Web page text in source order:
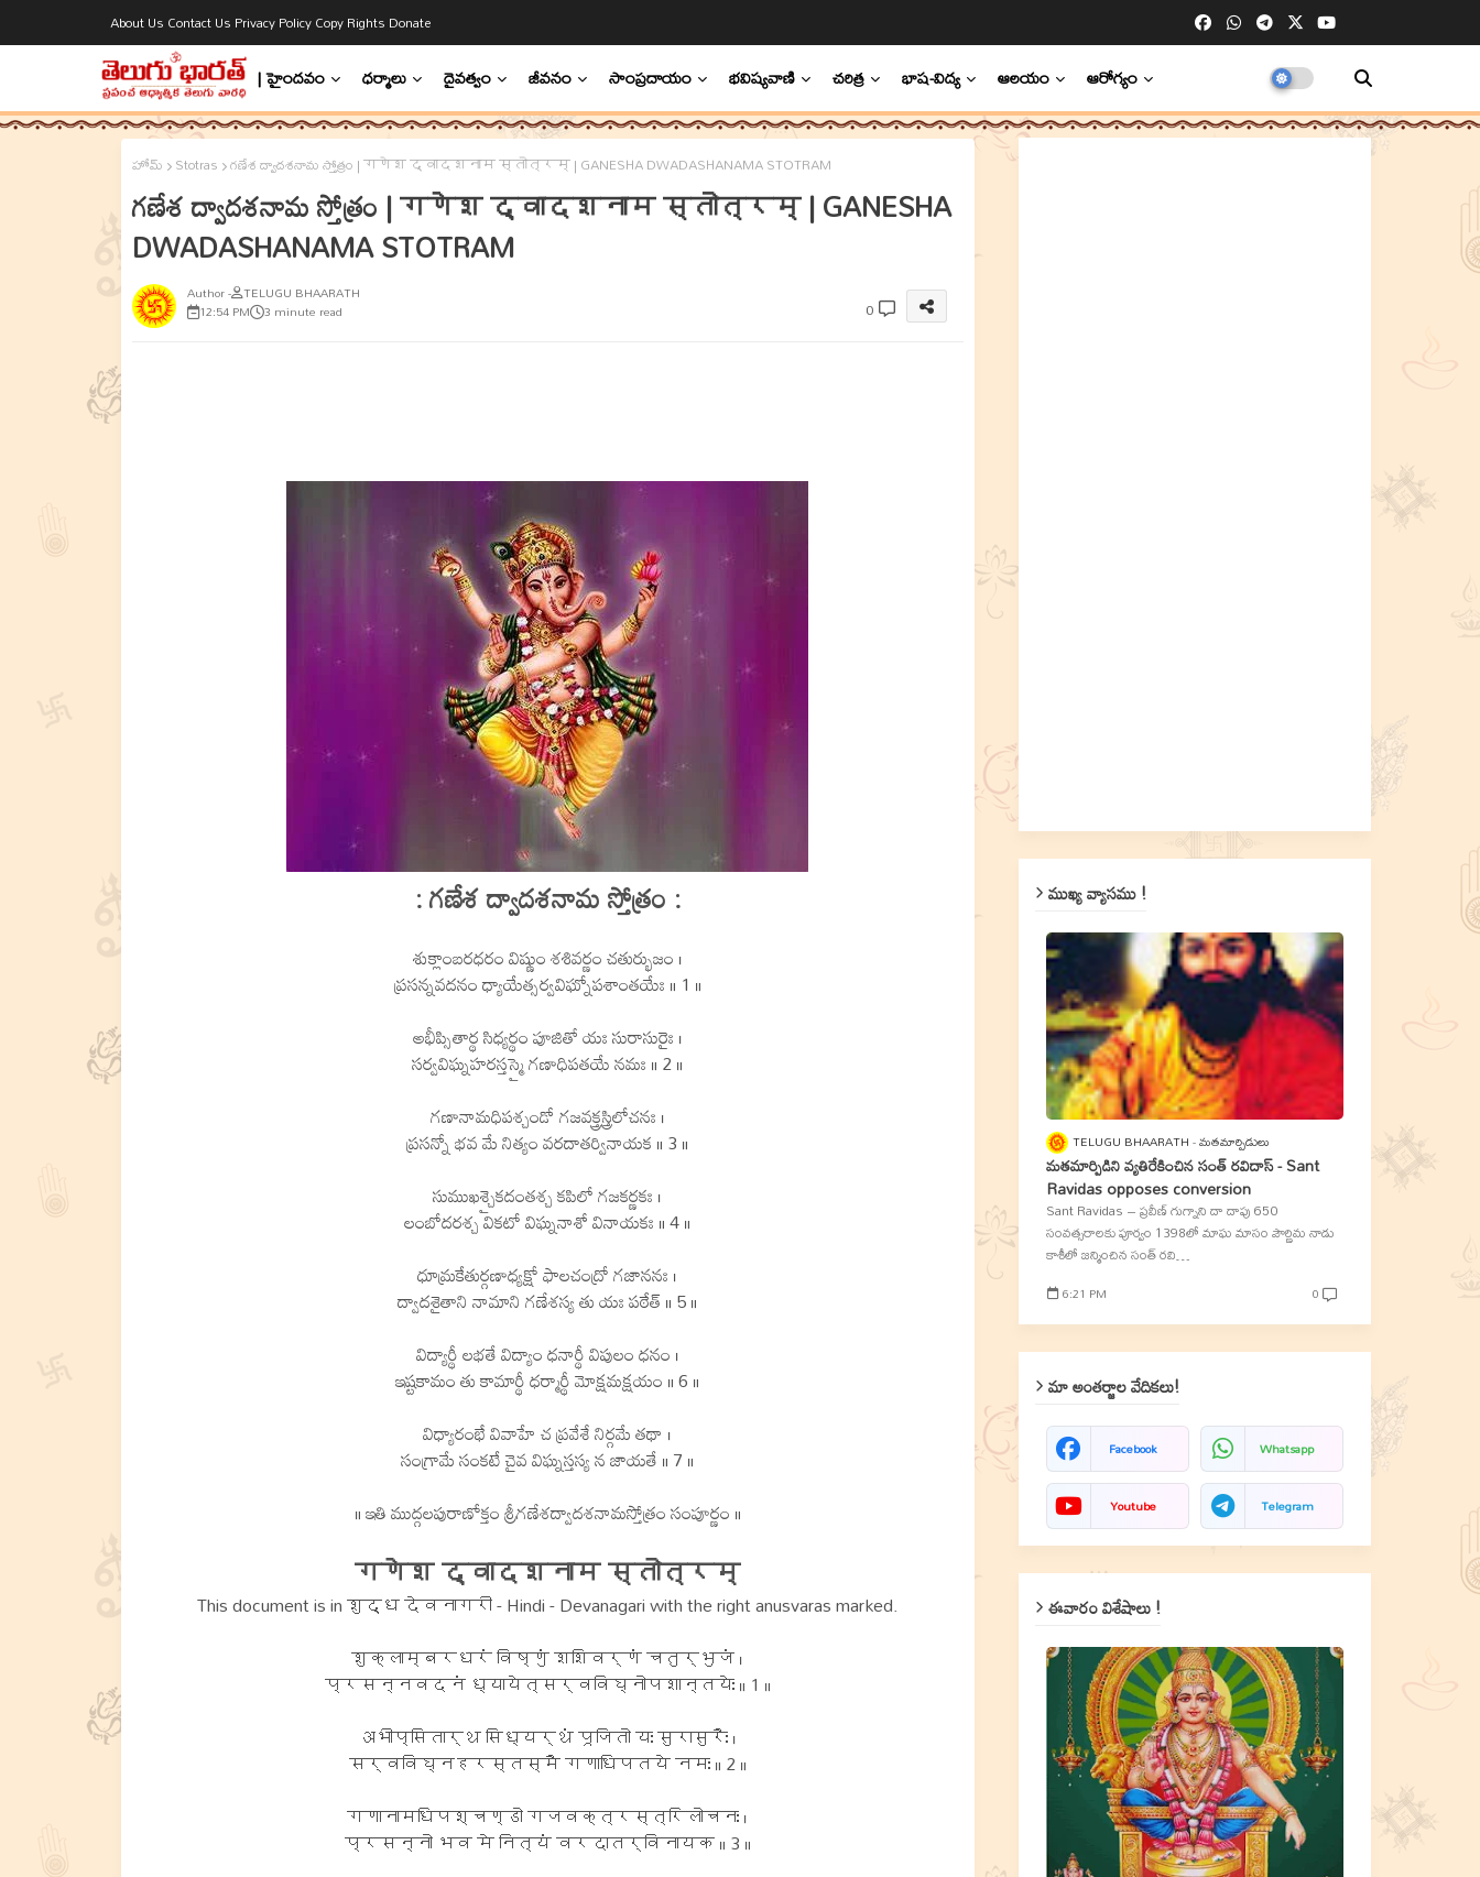
About Us Contact Us Privacy PolicyCopy Rights Donate
| హైందవం ధర్మాలు దైవత్వం జీవనం సాంప్రదాయం భవిష్యవాణి చరిత్ర భాష-విద్య ఆలయం ఆరోగ్యం
హోమ్ Stotras గణేశ ద్వాదశనామ స్తోత్రం | गणेश द्वादशनाम स्तोत्रम् | GANESHA DWADASHANAMA STOTRAM
గణేశ ద్వాదశనామ స్తోత్రం | गणेश द्वादशनाम स्तोत्रम् | GANESHA
DWADASHANAMA STOTRAM
TELUGU BHAARATH
12:54 PM 3 minute read 0
: గణేశ ద్వాదశనామ స్తోత్రం :
శుక్లాంబరధరం విష్ణుం శశివర్ణం చతుర్భుజం ।
ప్రసన్నవదనం ధ్యాయేత్సర్వవిఘ్నోపశాంతయేః ॥ 1 ॥
అభీప్సితార్థ సిధ్యర్థం పూజితో యః సురాసురైః ।
సర్వవిఘ్నహరస్తస్మై గణాధిపతయే నమః ॥ 2 ॥
గణానామధిపశ్చండో గజవక్త్రస్త్రిలోచనః ।
ప్రసన్నో భవ మే నిత్యం వరదాతర్వినాయక ॥ 3 ॥
సుముఖశ్చైకదంతశ్చ కపిలో గజకర్ణకః ।
లంబోదరశ్చ వికటో విఘ్ననాశో వినాయకః ॥ 4 ॥
ధూమ్రకేతుర్గణాధ్యక్షో ఫాలచంద్రో గజాననః ।
ద్వాదశైతాని నామాని గణేశస్య తు యః పఠేత్ ॥ 5 ॥
విద్యార్థీ లభతే విద్యాం ధనార్థీ విపులం ధనం ।
ఇష్టకామం తు కామార్థీ ధర్మార్థీ మోక్షమక్షయం ॥ 6 ॥
విధ్యారంభే వివాహే చ ప్రవేశే నిర్గమే తథా ।
సంగ్రామే సంకటే చైవ విఘ్నస్తస్య న జాయతే ॥ 7 ॥
॥ ఇతి ముద్గలపురాణోక్తం శ్రీగణేశద్వాదశనామస్తోత్రం సంపూర్ణం ॥
गणेश द्वादशनाम स्तोत्रम्
This document is in शुद्ध देवनागरी - Hindi - Devanagari with the right anusvaras marked.
शुक्लाम्बरधरं विष्णुं शशिवर्णं चतुर्भुजं ।
प्रसन्नवदनं ध्यायेत्सर्वविघ्नोपशान्तयेः ॥ 1 ॥
अभीप्सितार्थ सिध्यर्थं पूजितो यः सुरासुरैः ।
सर्वविघ्नहरस्तस्मै गणाधिपतये नमः ॥ 2 ॥
गणानामधिपश्चण्डो गजवक्त्रस्त्रिलोचनः ।
प्रसन्नो भव मे नित्यं वरदातर्विनायक ॥ 3 ॥
ముఖ్య వ్యాసము !
TELUGU BHAARATH మతమార్పిడులు
మతమార్పిడిని వ్యతిరేకించిన సంత్‌ రవిదాస్‌ - Sant
Ravidas opposes conversion
Sant Ravidas – ప్రవీణ్‌ గుగ్నాని దా దాపు 650
సంవత్సరాలకు పూర్వం 1398లో మాఘ మాసం పౌర్ణిమ నాడు
కాశీలో జన్మించిన సంత్‌ రవి…
6:21 PM 0
మా అంతర్జాల వేదికలు!
Facebook Whatsapp
Youtube Telegram
ఈవారం విశేషాలు !